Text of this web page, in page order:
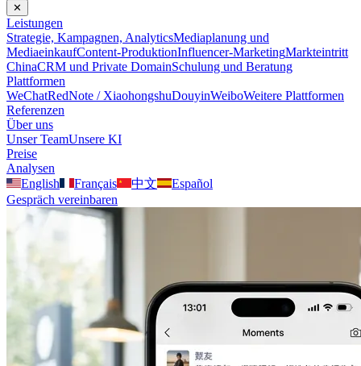
✕
Leistungen
Strategie, Kampagnen, AnalyticsMediaplanung und
MediaeinkaufContent-ProduktionInfluencer-MarketingMarkteintritt
ChinaCRM und Private DomainSchulung und Beratung
Plattformen
WeChatRedNote / XiaohongshuDouyinWeiboWeitere Plattformen
Referenzen
Über uns
Unser TeamUnsere KI
Preise
Analysen
English
Français 中文
Español
Gespräch vereinbaren